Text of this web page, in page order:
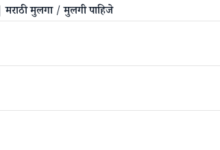
मुलगा / मुलगी पाहिजे